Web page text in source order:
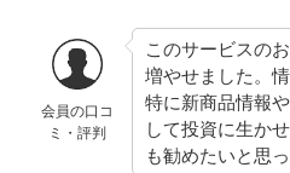
会員の口コ
ミ・評判
このサービスの
増やせました。
特に新商品情報
して投資に生か
も勧めたいと思